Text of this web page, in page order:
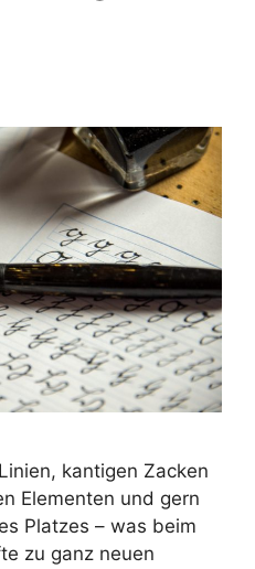
kantigen Zacken
Elementen und gern
Platzes – was beim
zu ganz neuen